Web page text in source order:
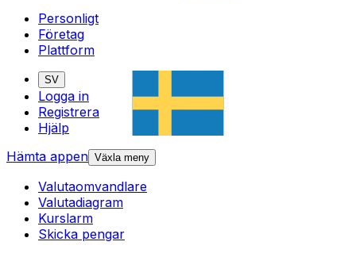
Personligt
Företag
Plattform
SV
Logga in
Registrera
Hjälp
Hämta appen Växla meny
Valutaomvandlare
Valutadiagram
Kurslarm
Skicka pengar